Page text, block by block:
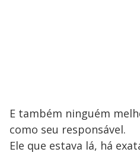
E também ninguém
como seu responsável.
Ele que estava lá, há